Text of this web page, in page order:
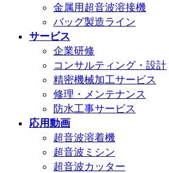
金属用超音波溶接機
バッグ製造ライン
サービス
企業研修
コンサルティング・設計
精密機械加工サービス
修理・メンテナンス
防水工事サービス
応用動画
超音波溶着機
超音波ミシン
超音波カッター